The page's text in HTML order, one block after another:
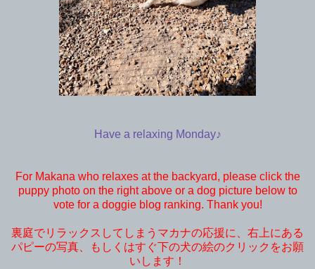
Have a relaxing Monday♪
For Makana who relaxes at the backyard, please click the
puppy photo on the right above or a dog picture below to
vote for a doggie blog ranking. Thank you!
裏庭でリラックスしてしまうマカナの応援に、右上にある
パピーの写真、もしくはすぐ下の犬の絵のクリックをお願
いします！